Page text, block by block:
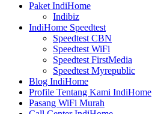
Paket IndiHome
Indibiz
IndiHome Speedtest
Speedtest CBN
Speedtest WiFi
Speedtest FirstMedia
Speedtest Myrepublic
Blog IndiHome
Profile Tentang Kami IndiHome
Pasang WiFi Murah